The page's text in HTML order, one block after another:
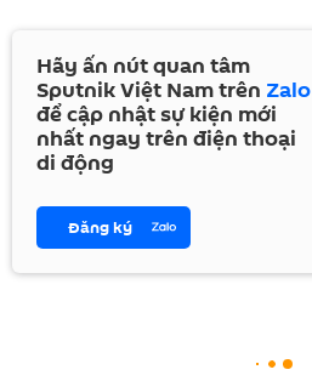
Hãy ấn nút quan tâm
Sputnik Việt Nam trên Zalo
để cập nhật sự kiện mới
nhất ngay trên điện thoại
di động
Đăng ký